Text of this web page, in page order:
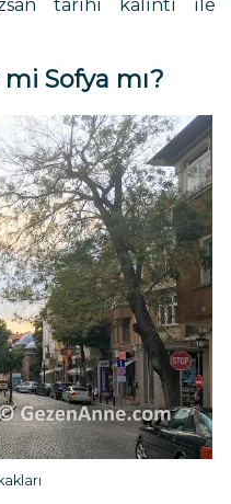
tarihi kalıntı ile
Sofya mı?